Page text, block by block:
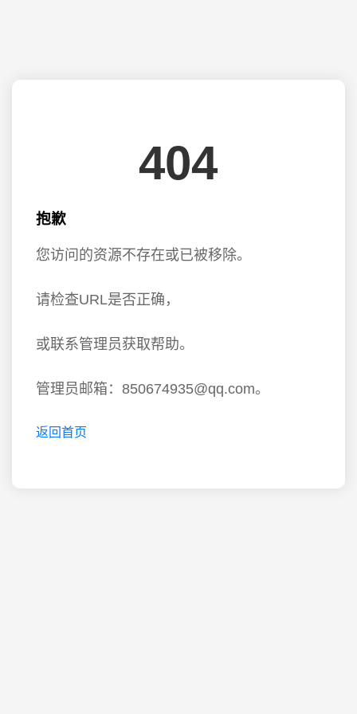
404
抱歉
您访问的资源不存在或已被移除。
请检查URL是否正确，
或联系管理员获取帮助。
管理员邮箱：850674935@qq.com。
返回首页